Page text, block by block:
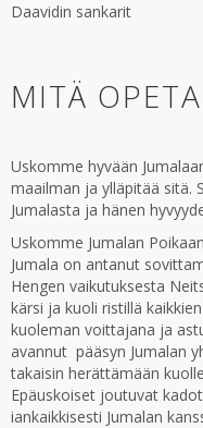
Daavidin sankarit
MITÄ
Uskomme hyvään
maailman ja ylläpitää sitä.
Jumalasta ja hänen
Uskomme Jumalan
Jumala on antanut
Hengen vaikutuksesta
kärsi ja kuoli ristillä
kuoleman voittajana ja
avannut pääsyn Jumalan
takaisin herättämään
Epäuskoiset joutuvat
iankaikkisesti Jumalan